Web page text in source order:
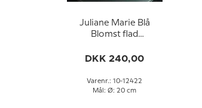
Juliane Marie Blå
Blomst flad
Copenhagen
DKK 240,00
Varenr.: 10-12422
Mål: Ø: 20 cm